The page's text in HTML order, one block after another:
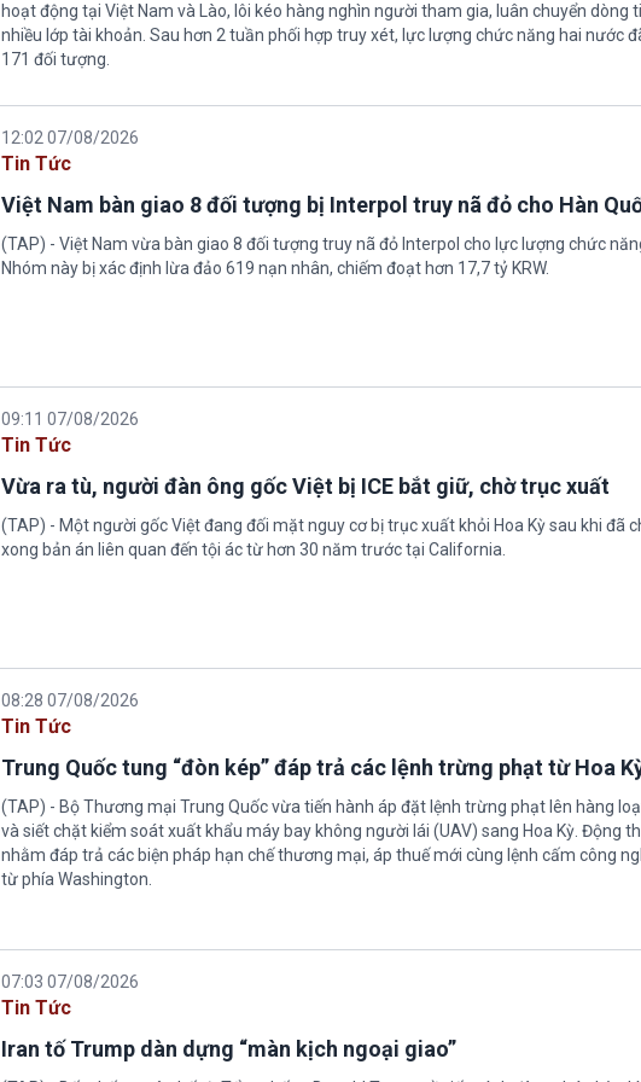
hoạt động tại Việt Nam và Lào, lôi kéo hàng nghìn người tham gia, luân chuyển dòng
nhiều lớp tài khoản. Sau hơn 2 tuần phối hợp truy xét, lực lượng chức năng hai nước
171 đối tượng.
12:02 07/08/2026
Tin Tức
Việt Nam bàn giao 8 đối tượng bị Interpol truy nã đỏ cho Hàn
(TAP) - Việt Nam vừa bàn giao 8 đối tượng truy nã đỏ Interpol cho lực lượng chức
Nhóm này bị xác định lừa đảo 619 nạn nhân, chiếm đoạt hơn 17,7 tỷ KRW.
09:11 07/08/2026
Tin Tức
Vừa ra tù, người đàn ông gốc Việt bị ICE bắt giữ, chờ trục xuất
(TAP) - Một người gốc Việt đang đối mặt nguy cơ bị trục xuất khỏi Hoa Kỳ sau khi đã
xong bản án liên quan đến tội ác từ hơn 30 năm trước tại California.
08:28 07/08/2026
Tin Tức
Trung Quốc tung “đòn kép” đáp trả các lệnh trừng phạt từ Hoa
(TAP) - Bộ Thương mại Trung Quốc vừa tiến hành áp đặt lệnh trừng phạt lên hàng
và siết chặt kiểm soát xuất khẩu máy bay không người lái (UAV) sang Hoa Kỳ. Động
nhằm đáp trả các biện pháp hạn chế thương mại, áp thuế mới cùng lệnh cấm công
từ phía Washington.
07:03 07/08/2026
Tin Tức
Iran tố Trump dàn dựng “màn kịch ngoại giao”